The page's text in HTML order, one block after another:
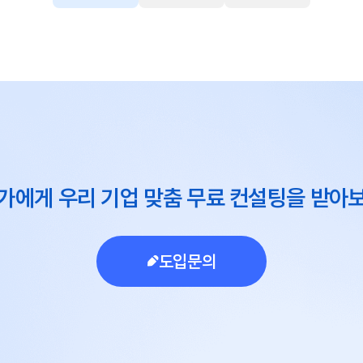
에게 우리 기업 맞춤 무료 컨설팅을 받아
도입문의